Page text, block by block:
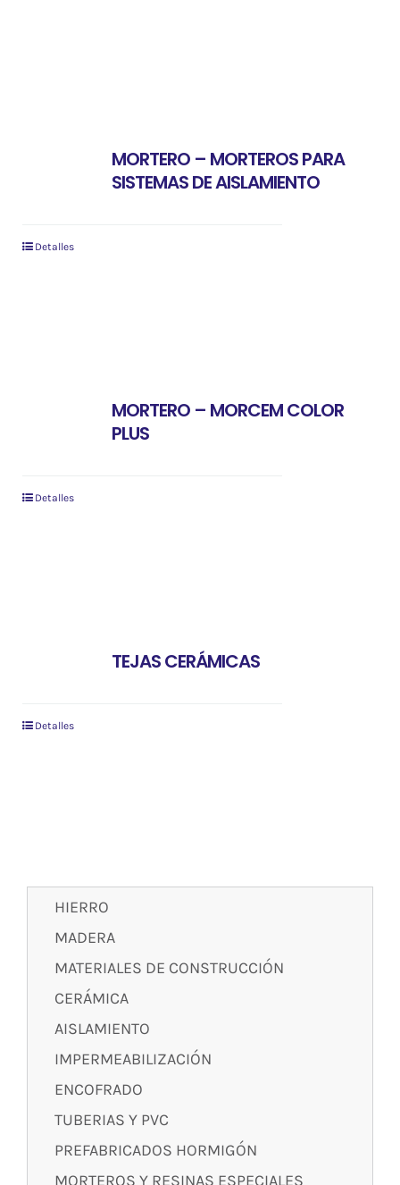
MORTERO – MORTEROS PARA
SISTEMAS DE AISLAMIENTO
Detalles
MORTERO – MORCEM COLOR
PLUS
Detalles
TEJAS CERÁMICAS
Detalles
HIERRO
MADERA
MATERIALES DE CONSTRUCCIÓN
CERÁMICA
AISLAMIENTO
IMPERMEABILIZACIÓN
ENCOFRADO
TUBERIAS Y PVC
PREFABRICADOS HORMIGÓN
MORTEROS Y RESINAS ESPECIALES